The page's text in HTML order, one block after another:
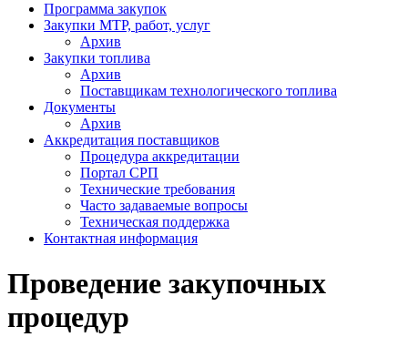
Программа закупок
Закупки МТР, работ, услуг
Архив
Закупки топлива
Архив
Поставщикам технологического топлива
Документы
Архив
Аккредитация поставщиков
Процедура аккредитации
Портал СРП
Технические требования
Часто задаваемые вопросы
Техническая поддержка
Контактная информация
Проведение закупочных
процедур